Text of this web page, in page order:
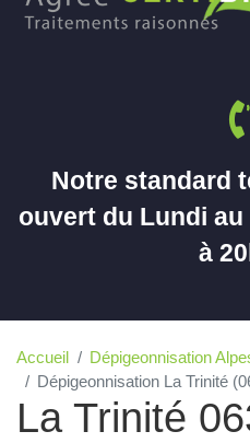
Notre standard
ouvert du Lundi au
à
Accueil
Dépigeonnisation
Dépigeonnisation La Trinité
La Trinité